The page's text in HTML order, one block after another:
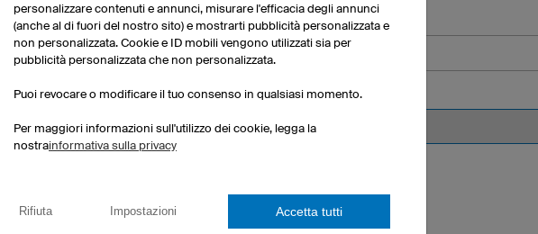
Città (facoltativo)
Telefono (facoltativo)
personalizzare contenuti e annunci, misurare l'efficacia degli annunci
(anche al di fuori del nostro sito) e mostrarti pubblicità personalizzata e
non personalizzata. Cookie e ID mobili vengono utilizzati sia per
pubblicità personalizzata che non personalizzata.
Puoi revocare o modificare il tuo consenso in qualsiasi momento.
Per maggiori informazioni sull'utilizzo dei cookie, legga la
nostrainformativa sulla privacy
Rifiuta Impostazioni Accetta tutti